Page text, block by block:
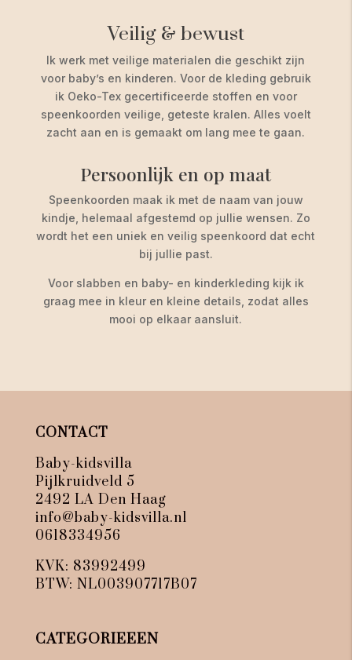
Veilig & bewust
Ik werk met veilige materialen die geschikt zijn
voor baby’s en kinderen. Voor de kleding gebruik
ik Oeko-Tex gecertificeerde stoffen en voor
speenkoorden veilige, geteste kralen. Alles voelt
zacht aan en is gemaakt om lang mee te gaan.
Persoonlijk en op maat
Speenkoorden maak ik met de naam van jouw
kindje, helemaal afgestemd op jullie wensen. Zo
wordt het een uniek en veilig speenkoord dat echt
bij jullie past.
Voor slabben en baby- en kinderkleding kijk ik
graag mee in kleur en kleine details, zodat alles
mooi op elkaar aansluit.
CONTACT
Baby-kidsvilla
Pijlkruidveld 5
2492 LA Den Haag
info@baby-kidsvilla.nl
0618334956
KVK: 83992499
BTW: NL003907717B07
CATEGORIEEEN